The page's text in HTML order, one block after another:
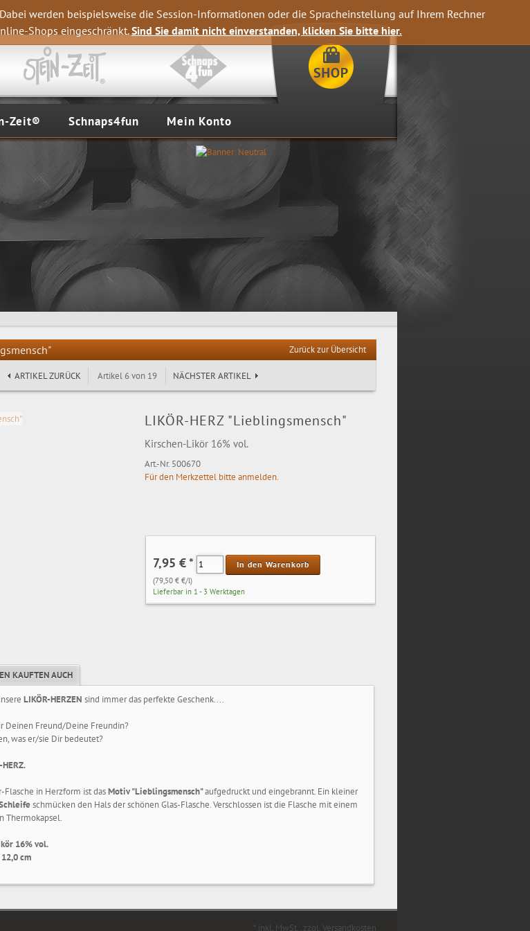
werden beispielsweise die Session-Informationen oder die Spracheinstellung auf Ihrem Rechner
Shops eingeschränkt.Sind Sie damit nicht einverstanden, klicken Sie bitte hier.
Zeit® Schnaps4fun Mein Konto
Zurück zur Übersicht
ARTIKEL ZURÜCK Artikel 6 von 19 NÄCHSTER ARTIKEL
LIKÖR-HERZ "Lieblingsmensch"
Kirschen-Likör 16% vol.
Art.-Nr. 500670
Für den Merkzettel bitte anmelden.
7,95 €* In den Warenkorb
(79,50 € €/l)
Lieferbar in 1 - 3 Werktagen
KAUFTEN AUCH
LIKÖR-HERZEN sind immer das perfekte Geschenk....
Deinen Freund/Deine Freundin?
was er/sie Dir bedeutet?
in Herzform ist dasMotiv "Lieblingsmensch"aufgedruckt und eingebrannt. Ein kleiner
schmücken den Hals der schönen Glas-Flasche. Verschlossen ist die Flasche mit einem
Thermokapsel.
16% vol.
cm
* inkl. MwSt., zzgl. Versandkosten